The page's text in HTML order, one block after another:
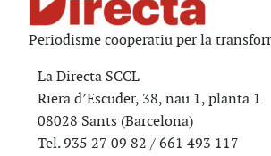
Periodisme cooperatiu per la
La Directa SCCL
Riera d’Escuder, 38, nau 1, planta 1
08028 Sants (Barcelona)
Tel. 935 27 09 82 / 661 493 117